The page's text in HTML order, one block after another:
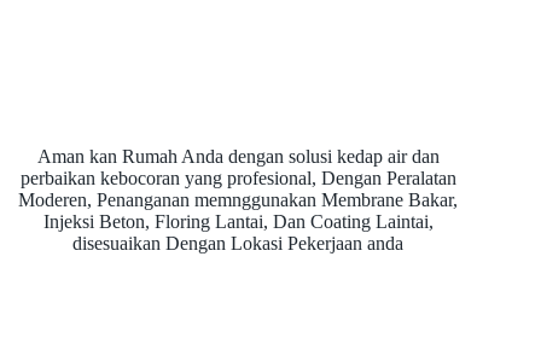
Aman kan Rumah Anda dengan solusi kedap air dan
perbaikan kebocoran yang profesional, Dengan Peralatan
Moderen, Penanganan memnggunakan Membrane Bakar,
Injeksi Beton, Floring Lantai, Dan Coating Laintai,
disesuaikan Dengan Lokasi Pekerjaan anda